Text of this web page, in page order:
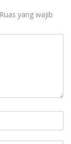
Ruas yang wajib